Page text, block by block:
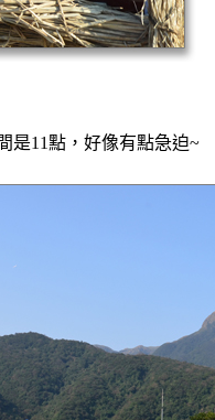
是11點，好像有點急迫~